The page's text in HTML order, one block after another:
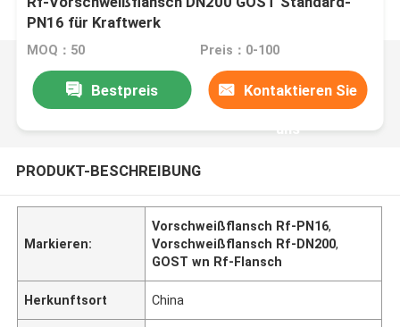
PN16 für Kraftwerk
MOQ：50 Preis：0-100
Bestpreis Kontaktieren Sie
uns
PRODUKT-BESCHREIBUNG
Markieren:
Vorschweißflansch Rf-PN16,
Vorschweißflansch Rf-DN200,
GOST wn Rf-Flansch
Herkunftsort China